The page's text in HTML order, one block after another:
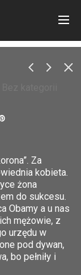
Za
kobieta.
żona
do sukcesu.
Obamy a u nas
mężowie, z
urzędu w
pod dywan,
bo pełniły i